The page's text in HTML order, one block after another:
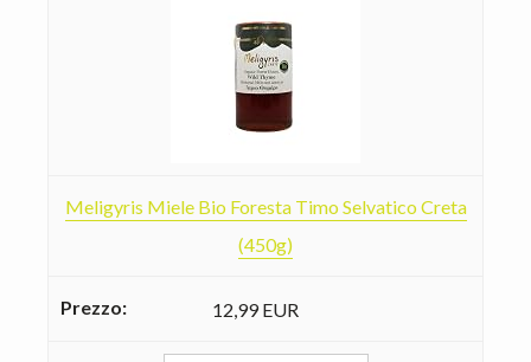
Meligyris Miele Bio Foresta Timo Selvatico Creta
(450g)
12,99 EUR